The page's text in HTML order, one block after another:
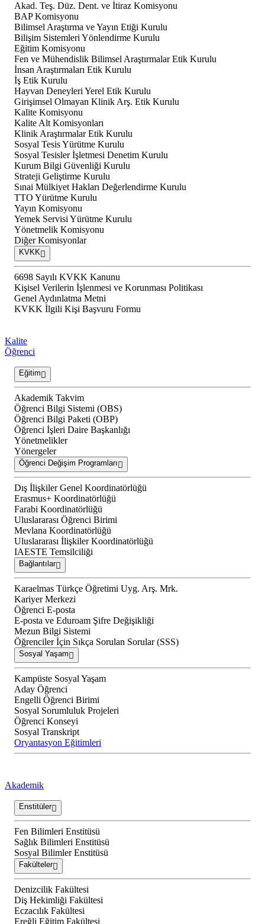
Akad. Teş. Düz. Dent. ve İtiraz Komisyonu
BAP Komisyonu
Bilimsel Araştırma ve Yayın Etiği Kurulu
Bilişim Sistemleri Yönlendirme Kurulu
Eğitim Komisyonu
Fen ve Mühendislik Bilimsel Araştırmalar Etik Kurulu
İnsan Araştırmaları Etik Kurulu
İş Etik Kurulu
Hayvan Deneyleri Yerel Etik Kurulu
Girişimsel Olmayan Klinik Arş. Etik Kurulu
Kalite Komisyonu
Kalite Alt Komisyonları
Klinik Araştırmalar Etik Kurulu
Sosyal Tesis Yürütme Kurulu
Sosyal Tesisler İşletmesi Denetim Kurulu
Kurum Bilgi Güvenliği Kurulu
Strateji Geliştirme Kurulu
Sınai Mülkiyet Hakları Değerlendirme Kurulu
TTO Yürütme Kurulu
Yayın Komisyonu
Yemek Servisi Yürütme Kurulu
Yönetmelik Komisyonu
Diğer Komisyonlar
KVKK
6698 Sayılı KVKK Kanunu
Kişisel Verilerin İşlenmesi ve Korunması Politikası
Genel Aydınlatma Metni
KVKK İlgili Kişi Başvuru Formu
Kalite
Öğrenci
Eğitim
Akademik Takvim
Öğrenci Bilgi Sistemi (OBS)
Öğrenci Bilgi Paketi (OBP)
Öğrenci İşleri Daire Başkanlığı
Yönetmelikler
Yönergeler
Öğrenci Değişim Programları
Dış İlişkiler Genel Koordinatörlüğü
Erasmus+ Koordinatörlüğü
Farabi Koordinatörlüğü
Uluslararası Öğrenci Birimi
Mevlana Koordinatörlüğü
Uluslararası İlişkiler Koordinatörlüğü
IAESTE Temsilciliği
Bağlantılar
Karaelmas Türkçe Öğretimi Uyg. Arş. Mrk.
Kariyer Merkezi
Öğrenci E-posta
E-posta ve Eduroam Şifre Değişikliği
Mezun Bilgi Sistemi
Öğrenciler İçin Sıkça Sorulan Sorular (SSS)
Sosyal Yaşam
Kampüste Sosyal Yaşam
Aday Öğrenci
Engelli Öğrenci Birimi
Sosyal Sorumluluk Projeleri
Öğrenci Konseyi
Sosyal Transkript
Oryantasyon Eğitimleri
Akademik
Enstitüler
Fen Bilimleri Enstitüsü
Sağlık Bilimleri Enstitüsü
Sosyal Bilimler Enstitüsü
Fakülteler
Denizcilik Fakültesi
Diş Hekimliği Fakültesi
Eczacılık Fakültesi
Ereğli Eğitim Fakültesi